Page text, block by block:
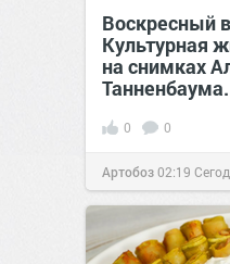
Воскресный
Культурная
на снимках
0 0
Артобоз02:19